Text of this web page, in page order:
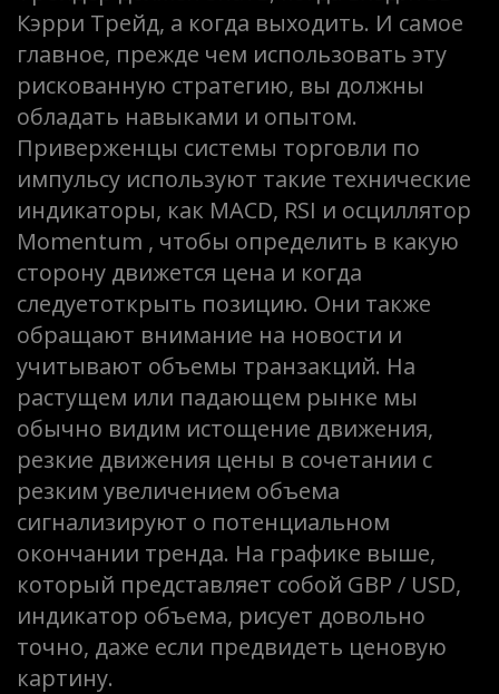
Кэрри Трейд, а когда выходить. И самое
главное, прежде чем использовать эту
рискованную стратегию, вы должны
обладать навыками и опытом.
Приверженцы системы торговли по
импульсу используют такие технические
индикаторы, как MACD, RSI и осциллятор
Momentum , чтобы определить в какую
сторону движется цена и когда
следуетоткрыть позицию. Они также
обращают внимание на новости и
учитывают объемы транзакций. На
растущем или падающем рынке мы
обычно видим истощение движения,
резкие движения цены в сочетании с
резким увеличением объема
сигнализируют о потенциальном
окончании тренда. На графике выше,
который представляет собой GBP / USD,
индикатор объема, рисует довольно
точно, даже если предвидеть ценовую
картину.